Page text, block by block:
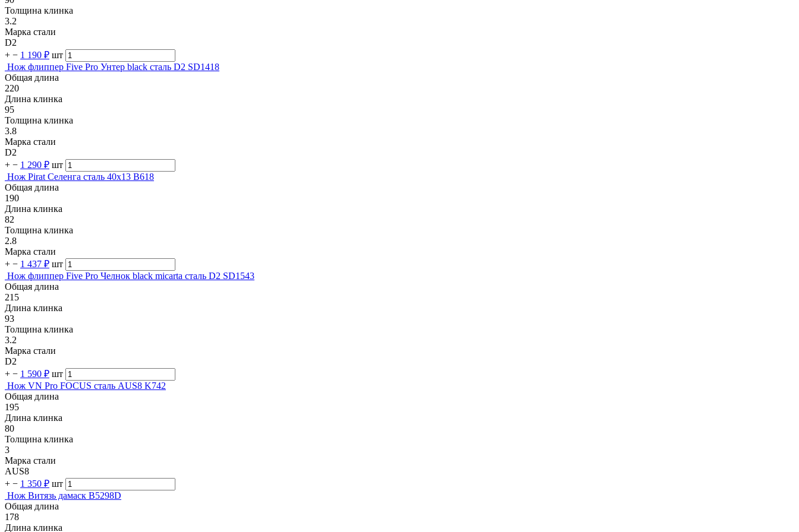
Толщина клинка
3.2
Марка стали
D2
+ − 1 190 ₽ шт
Нож флиппер Five Pro Унтер black сталь D2 SD1418
Общая длина
220
Длина клинка
95
Толщина клинка
3.8
Марка стали
D2
+ − 1 290 ₽ шт
Нож Pirat Селенга сталь 40х13 B618
Общая длина
190
Длина клинка
82
Толщина клинка
2.8
Марка стали
+ − 1 437 ₽ шт
Нож флиппер Five Pro Челнок black micarta сталь D2 SD1543
Общая длина
215
Длина клинка
93
Толщина клинка
3.2
Марка стали
D2
+ − 1 590 ₽ шт
Нож VN Pro FOCUS сталь AUS8 K742
Общая длина
195
Длина клинка
80
Толщина клинка
3
Марка стали
AUS8
+ − 1 350 ₽ шт
Нож Витязь дамаск B5298D
Общая длина
178
Длина клинка